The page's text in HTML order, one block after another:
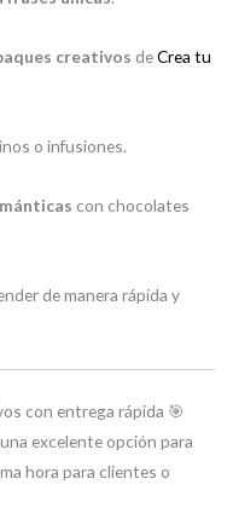
creativos deCrea tu
o infusiones.
con chocolates
de manera rápida y
con entrega rápida 🎯
excelente opción para
hora para clientes o